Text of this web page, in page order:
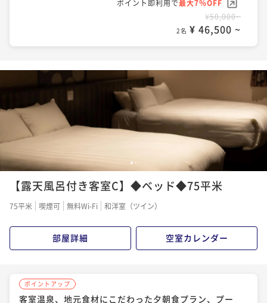
ポイント即利用で最大7％OFF
¥50,000~
2名 ¥ 46,500 ~
1 2
【露天風呂付き客室C】◆ベッド◆75平米
75平米 喫煙可 無料Wi-Fi 和洋室（ツイン）
部屋詳細 空室カレンダー
ポイントアップ
客室温泉、地元食材にこだわった夕朝食プラン、プー